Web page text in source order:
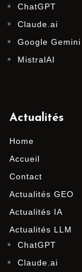
ChatGPT
Claude.ai
Google Gemini
MistralAI
Actualités
Home
Accueil
Contact
Actualités GEO
Actualités IA
Actualités LLM
ChatGPT
Claude.ai